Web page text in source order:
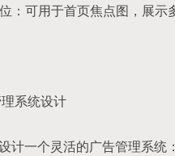
：可用于首页焦点图，展示
系统设计
计一个灵活的广告管理系统：